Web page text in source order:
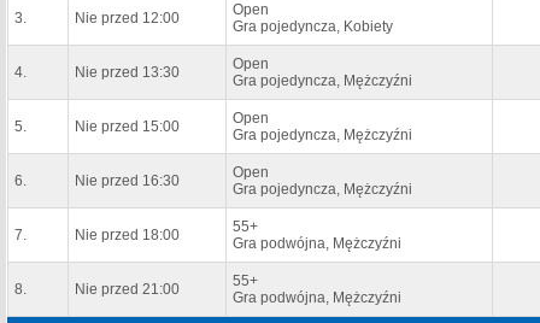
3. Nie przed 12:00
Open
Gra pojedyncza, Kobiety
4. Nie przed 13:30
Open
Gra pojedyncza, Mężczyźni
5. Nie przed 15:00
Open
Gra pojedyncza, Mężczyźni
6. Nie przed 16:30
Open
Gra pojedyncza, Mężczyźni
7. Nie przed 18:00
55+
Gra podwójna, Mężczyźni
8. Nie przed 21:00
55+
Gra podwójna, Mężczyźni